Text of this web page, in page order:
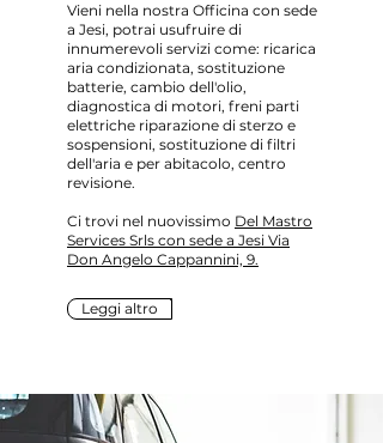
Vieni nella nostra Officina con sede
a Jesi, potrai usufruire di
innumerevoli servizi come: ricarica
aria condizionata, sostituzione
batterie, cambio dell'olio,
diagnostica di motori, freni parti
elettriche riparazione di sterzo e
sospensioni, sostituzione di filtri
dell'aria e per abitacolo, centro
revisione.
Ci trovi nel nuovissimo Del Mastro
Services Srls con sede a Jesi Via
Don Angelo Cappannini, 9.
Leggi altro